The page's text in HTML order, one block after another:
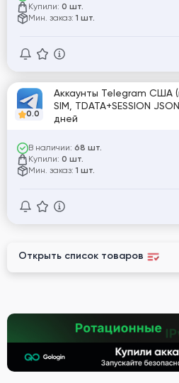
Купили: 0 шт.
Мин. заказ: 1 шт.
0.0
Аккаунты Telegram США
SIM, TDATA+SESSION
дней
В наличии: 68 шт.
Купили: 0 шт.
Мин. заказ: 1 шт.
Открыть список товаров